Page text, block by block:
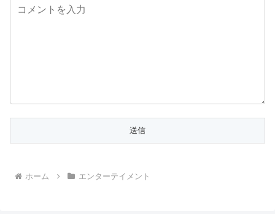
ホーム エンターテイメント